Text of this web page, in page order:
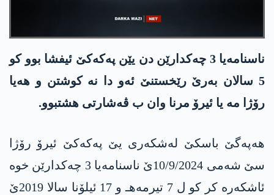
ناسنامه‌یا 3 چه‌كدارێن دن یێن په‌كه‌كێ ئیفشا بوو كو
5 سالان به‌رێ رێخستنێ ئه‌و دا نه‌ كوشتن و هه‌یا
رۆژا مه‌ یا ئیرۆ مرنا وان ب ڤه‌شارتی هشتبوو.
هه‌په‌گێ باسكێ له‌شكه‌ری یێ په‌كه‌كێ ئیرۆ رۆژا
سێ شه‌می 10/9/2024ێ ناسنامه‌یا 3 چه‌كدارێن خوه‌
ئاشكه‌ره‌ كر كو ل 7 تیرمه‌هـ و 17 ئیلۆنا سالا 2019ێ